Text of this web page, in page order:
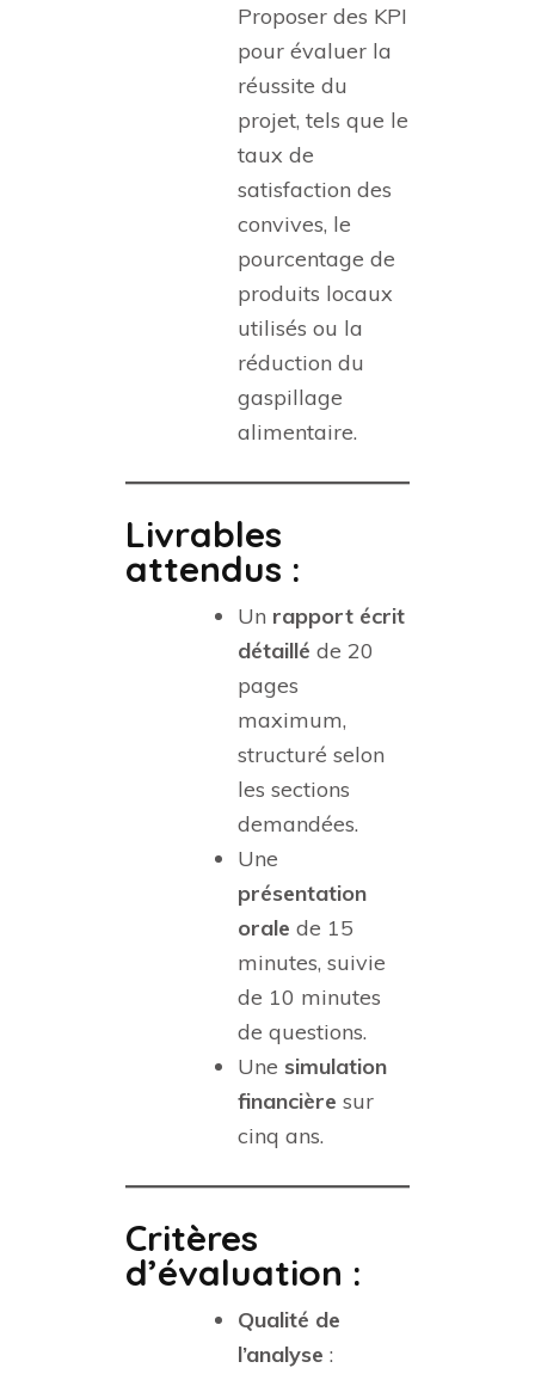
Proposer des KPI
pour évaluer la
réussite du
projet, tels que le
taux de
satisfaction des
convives, le
pourcentage de
produits locaux
utilisés ou la
réduction du
gaspillage
alimentaire.
Livrables
attendus :
Un rapport écrit
détaillé de 20
pages
maximum,
structuré selon
les sections
demandées.
Une
présentation
orale de 15
minutes, suivie
de 10 minutes
de questions.
Une simulation
financière sur
cinq ans.
Critères
d’évaluation :
Qualité de
l’analyse :